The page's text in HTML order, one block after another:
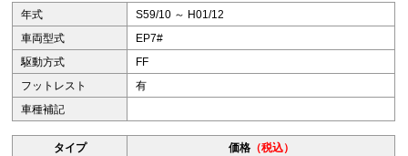
年式
S59/10 ～ H01/12
車両型式
EP7#
駆動方式
FF
フットレスト
有
車種補記
タイプ 価格（税込）